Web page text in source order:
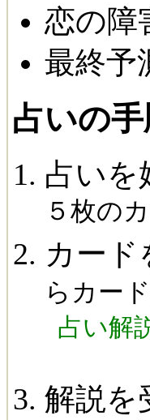
恋の障
最終予
占いの
占いを
５枚の
カード
らカー
占い解
解説を